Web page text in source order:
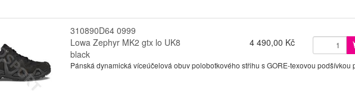
310890D64 0999
Lowa Zephyr MK2 gtx lo UK8
black
4 490,00 Kč
Pánská dynamická víceúčelová obuv polobotkového střihu s GORE-texovou